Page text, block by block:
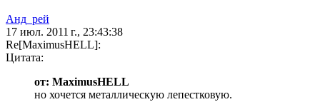
Анд_рей
17 июл. 2011 г., 23:43:38
Re[MaximusHELL]:
Цитата:
от: MaximusHELL
но хочется металлическую лепестковую.